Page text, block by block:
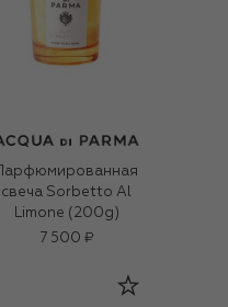
Парфюмированная
свеча Sorbetto Al
Limone (200g)
7 500 ₽